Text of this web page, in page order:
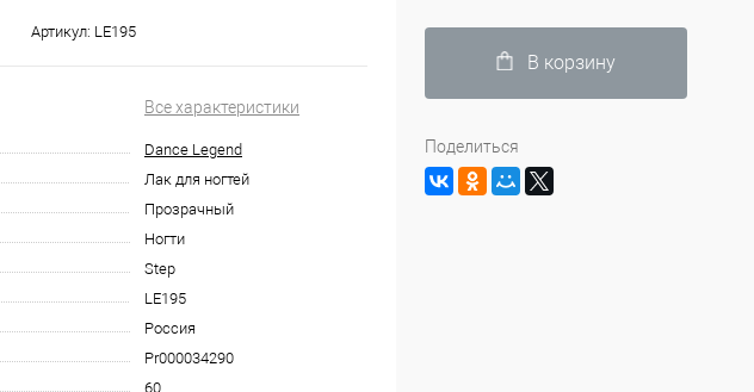
Артикул: LE195
Все характеристики
Dance Legend
Лак для ногтей
Прозрачный
Ногти
Step
LE195
Россия
Pr000034290
60
В корзину
Поделиться